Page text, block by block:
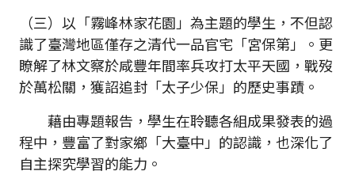
（三）以「霧峰林家花園」為主題的學生，不但認
識了臺灣地區僅存之清代一品官宅「宮保第」。更
瞭解了林文察於咸豐年間率兵攻打太平天國，戰歿
於萬松關，獲詔追封「太子少保」的歷史事蹟。
藉由專題報告，學生在聆聽各組成果發表的過
程中，豐富了對家鄉「大臺中」的認識，也深化了
自主探究學習的能力。